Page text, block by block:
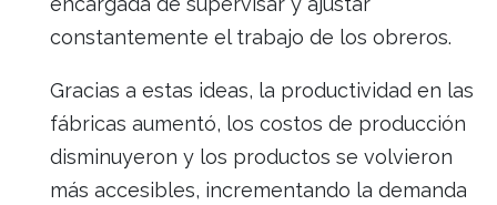
constantemente el trabajo de los obreros.
Gracias a estas ideas, la productividad en las
fábricas aumentó, los costos de producción
disminuyeron y los productos se volvieron
más accesibles, incrementando la demanda